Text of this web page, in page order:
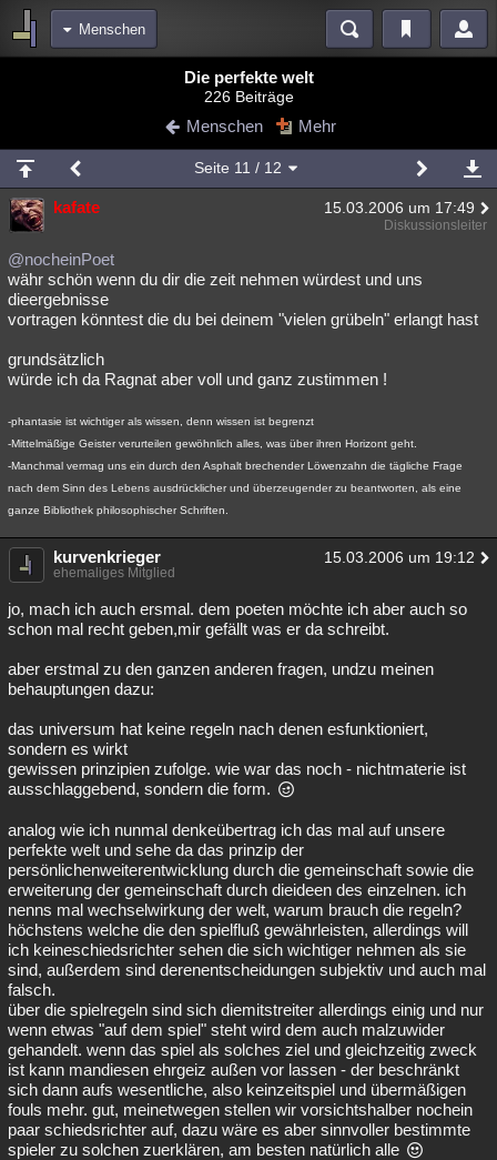
Menschen
Blogs Videos
Chat Wiki Neuigkeiten
meine Rubriken
Menschen Mystery Kriminalfälle
Spiritualität
Natur Umfragen
weitere Rubriken
Philosophie
Verbesserungen English
Übersichten
Teilgenommen
Lesenswert Schlüsselwörter
Die perfekte welt
226 Beiträge
Menschen Mehr
Seite 11 / 12
kafate 15.03.2006 um 17:49
Diskussionsleiter
@nocheinPoet
währ schön wenn du dir die zeit nehmen würdest und uns
dieergebnisse
vortragen könntest die du bei deinem "vielen grübeln" erlangt hast
grundsätzlich
würde ich da Ragnat aber voll und ganz zustimmen !
-phantasie ist wichtiger als wissen, denn wissen ist begrenzt
-Mittelmäßige Geister verurteilen gewöhnlich alles, was über ihren Horizont geht.
-Manchmal vermag uns ein durch den Asphalt brechender Löwenzahn die tägliche Frage
nach dem Sinn des Lebens ausdrücklicher und überzeugender zu beantworten, als eine
ganze Bibliothek philosophischer Schriften.
kurvenkrieger 15.03.2006 um 19:12
ehemaliges Mitglied
jo, mach ich auch ersmal. dem poeten möchte ich aber auch so
schon mal recht geben,mir gefällt was er da schreibt.
aber erstmal zu den ganzen anderen fragen, undzu meinen
behauptungen dazu:
das universum hat keine regeln nach denen esfunktioniert,
sondern es wirkt
gewissen prinzipien zufolge. wie war das noch - nichtmaterie ist
ausschlaggebend, sondern die form.
analog wie ich nunmal denkeübertrag ich das mal auf unsere
perfekte welt und sehe da das prinzip der
persönlichenweiterentwicklung durch die gemeinschaft sowie die
erweiterung der gemeinschaft durch dieideen des einzelnen. ich
nenns mal wechselwirkung der welt, warum brauch die regeln?
höchstens welche die den spielfluß gewährleisten, allerdings will
ich keineschiedsrichter sehen die sich wichtiger nehmen als sie
sind, außerdem sind derenentscheidungen subjektiv und auch mal
falsch.
über die spielregeln sind sich diemitstreiter allerdings einig und nur
wenn etwas "auf dem spiel" steht wird dem auch malzuwider
gehandelt. wenn das spiel als solches ziel und gleichzeitig zweck
ist kann mandiesen ehrgeiz außen vor lassen - der beschränkt
sich dann aufs wesentliche, also keinzeitspiel und übermäßigen
fouls mehr. gut, meinetwegen stellen wir vorsichtshalber nochein
paar schiedsrichter auf, dazu wäre es aber sinnvoller bestimmte
spieler zu solchen zuerklären, am besten natürlich alle